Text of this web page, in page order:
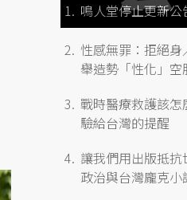
鳴人堂停止更新公
性感無罪：拒絕
舉造勢「性化」
戰時醫療救護該
驗給台灣的提醒
讓我們用出版抵
政治與台灣龐克小